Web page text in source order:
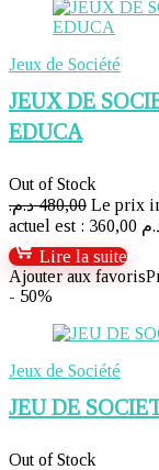
Jeux de Société
JEUX DE
EDUCA
Out of Stock
480,00 د.م.
Lire la suite
Ajouter aux favoris
- 50%
Jeux de Société
JEU DE
Out of Stock